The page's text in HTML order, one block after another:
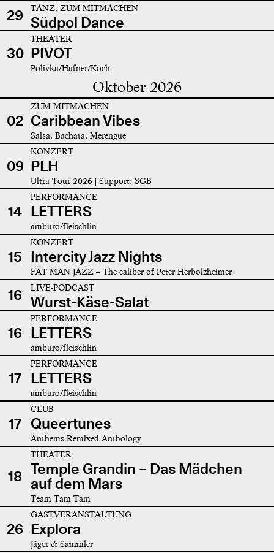
29 TANZ, ZUM MITMACHEN
Südpol Dance
30
THEATER
PIVOT
Polivka/Hafner/Koch
Oktober 2026
02
ZUM MITMACHEN
Caribbean Vibes
Salsa, Bachata, Merengue
09
KONZERT
PLH
Ultra Tour 2026 | Support: SGB
14
PERFORMANCE
LETTERS
amburo/fleischlin
15
KONZERT
Intercity Jazz Nights
FAT MAN JAZZ – The caliber of Peter Herbolzheimer
16 LIVE-PODCAST
Wurst-Käse-Salat
16
PERFORMANCE
LETTERS
amburo/fleischlin
17
PERFORMANCE
LETTERS
amburo/fleischlin
17
CLUB
Queertunes
Anthems Remixed Anthology
18
THEATER
Temple Grandin – Das Mädchen
auf dem Mars
Team Tam Tam
26
GASTVERANSTALTUNG
Explora
Jäger & Sammler